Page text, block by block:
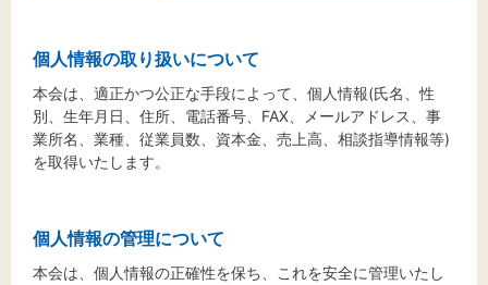
お問い合わせ
標準
個人情報の取り扱いについて
本会は、適正かつ公正な手段によって、個人情報(氏名、性
別、生年月日、住所、電話番号、FAX、メールアドレス、事
業所名、業種、従業員数、資本金、売上高、相談指導情報等)
を取得いたします。
個人情報の管理について
本会は、個人情報の正確性を保ち、これを安全に管理いたし